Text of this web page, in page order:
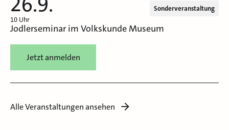
10 Uhr
Sonderveranstaltung
Jodlerseminar im Volkskunde Museum
Jetzt anmelden
Alle Veranstaltungen ansehen